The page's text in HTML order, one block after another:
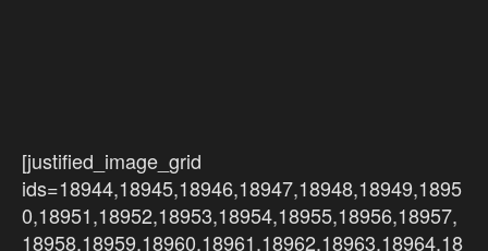
[justified_image_grid
ids=18944,18945,18946,18947,18948,18949,1895
0,18951,18952,18953,18954,18955,18956,18957,
18958,18959,18960,18961,18962,18963,18964,18